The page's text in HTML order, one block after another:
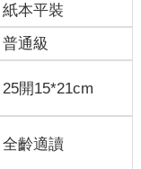
時她們要教養出能接
，而非護理師；要
非祕書。如果我們
勤奮工作，到了我
，還會結婚生子、
深受第二波女性主
未來沒有不可能──
紙本平裝
普通級
25開15*21cm
全齡適讀